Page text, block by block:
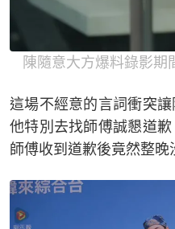
陳隨意大方爆料錄影期
這場不經意的言詞衝突
他特別去找師傅誠懇道
師傅收到道歉後竟然整晚